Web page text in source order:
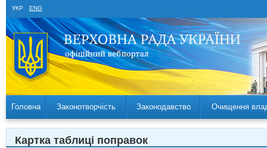
УКР ENG
Головна Законотворчість Законодавство Очищення
Картка таблиці поправок